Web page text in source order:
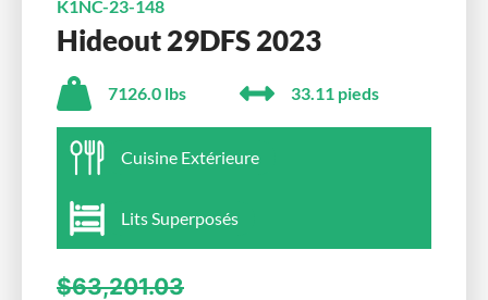
K1NC-23-148
Hideout 29DFS 2023
7126.0 lbs 33.11 pieds
Cuisine Extérieure
Lits Superposés
$63,201.03